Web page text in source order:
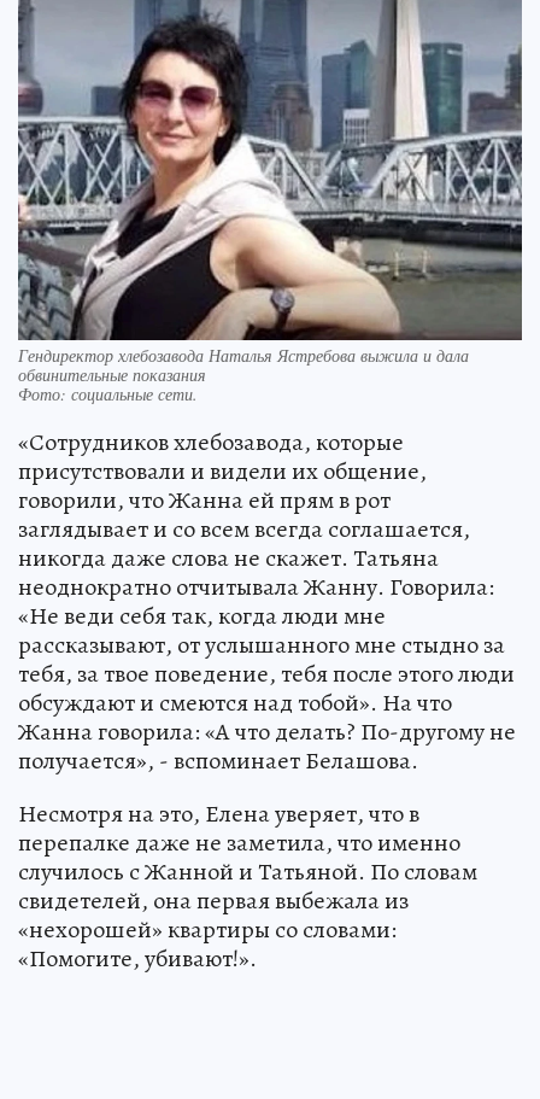
Гендиректор хлебозавода Наталья Ястребова выжила и дала
обвинительные показания
Фото: социальные сети.
«Сотрудников хлебозавода, которые
присутствовали и видели их общение,
говорили, что Жанна ей прям в рот
заглядывает и со всем всегда соглашается,
никогда даже слова не скажет. Татьяна
неоднократно отчитывала Жанну. Говорила:
«Не веди себя так, когда люди мне
рассказывают, от услышанного мне стыдно за
тебя, за твое поведение, тебя после этого люди
обсуждают и смеются над тобой». На что
Жанна говорила: «А что делать? По-другому не
получается», - вспоминает Белашова.
Несмотря на это, Елена уверяет, что в
перепалке даже не заметила, что именно
случилось с Жанной и Татьяной. По словам
свидетелей, она первая выбежала из
«нехорошей» квартиры со словами:
«Помогите, убивают!».